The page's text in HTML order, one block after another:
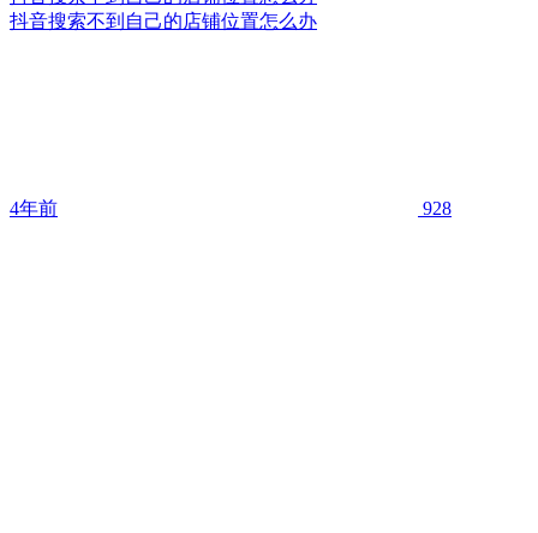
抖音搜索不到自己的店铺位置怎么办
4年前 928